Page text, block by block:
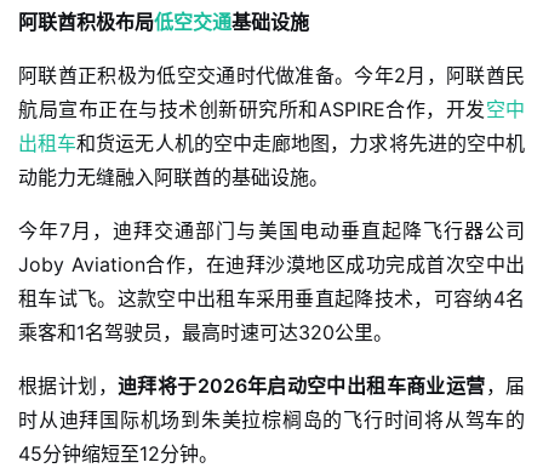
阿联酋积极布局低空交通基础设施
阿联酋正积极为低空交通时代做准备。今年2月，阿联酋民
航局宣布正在与技术创新研究所和ASPIRE合作，开发空中
出租车和货运无人机的空中走廊地图，力求将先进的空中机
动能力无缝融入阿联酋的基础设施。
今年7月，迪拜交通部门与美国电动垂直起降飞行器公司
Joby Aviation合作，在迪拜沙漠地区成功完成首次空中出
租车试飞。这款空中出租车采用垂直起降技术，可容纳4名
乘客和1名驾驶员，最高时速可达320公里。
根据计划， 迪拜将于2026年启动空中出租车商业运营，届
时从迪拜国际机场到朱美拉棕榈岛的飞行时间将从驾车的
45分钟缩短至12分钟。